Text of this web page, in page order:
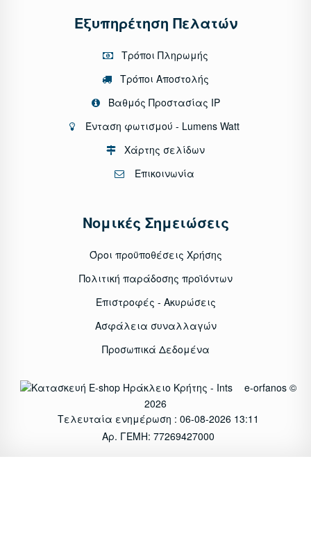
Εξυπηρέτηση Πελατών
Τρόποι Πληρωμής
Τρόποι Αποστολής
Βαθμός Προστασίας IP
Ένταση φωτισμού - Lumens Watt
Χάρτης σελίδων
Επικοινωνία
Νομικές Σημειώσεις
Όροι προϋποθέσεις Χρήσης
Πολιτική παράδοσης προϊόντων
Επιστροφές - Ακυρώσεις
Ασφάλεια συναλλαγών
Προσωπικά Δεδομένα
e-orfanos ©
2026
Τελευταία ενημέρωση : 06-08-2026 13:11
Αρ. ΓΕΜΗ: 77269427000